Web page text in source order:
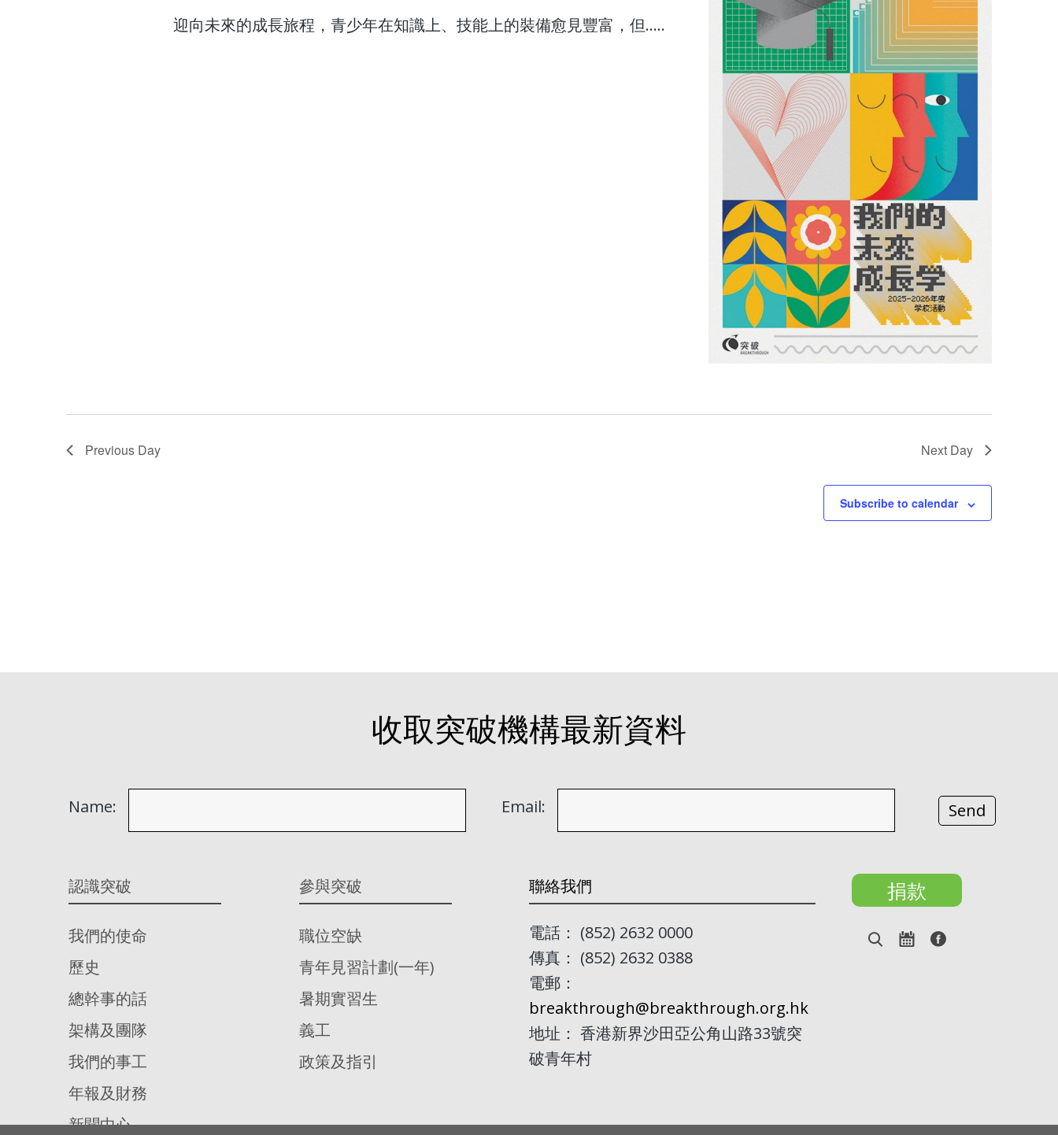
迎向未來的成長旅程，青少年在知識上、技能上的裝備愈見豐富，但.....
Previous Day Next Day
Subscribe to calendar
收取突破機構最新資料
Name: Email:
認識突破
我們的使命
歷史
總幹事的話
架構及團隊
我們的事工
年報及財務
新聞中心
參與突破
職位空缺
青年見習計劃(一年)
暑期實習生
義工
政策及指引
聯絡我們
電話： (852) 2632 0000
傳真： (852) 2632 0388
電郵：
breakthrough@breakthrough.org.hk
地址： 香港新界沙田亞公角山路33號突
破青年村
捐款